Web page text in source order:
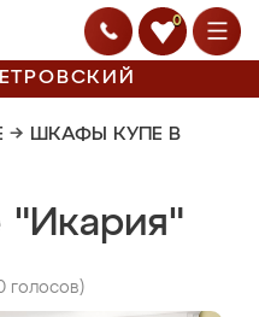
0
→ ШКАФЫ КУПЕ В
"Икария"
голосов)